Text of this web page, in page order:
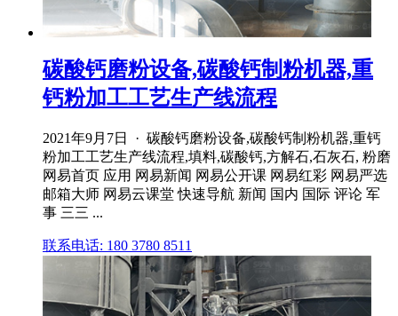
碳酸钙磨粉设备,碳酸钙制粉机器,重
钙粉加工工艺生产线流程
2021年9月7日 · 碳酸钙磨粉设备,碳酸钙制粉机器,重钙
粉加工工艺生产线流程,填料,碳酸钙,方解石,石灰石, 粉磨
网易首页 应用 网易新闻 网易公开课 网易红彩 网易严选
邮箱大师 网易云课堂 快速导航 新闻 国内 国际 评论 军
事 三三 ...
联系电话: 180 3780 8511